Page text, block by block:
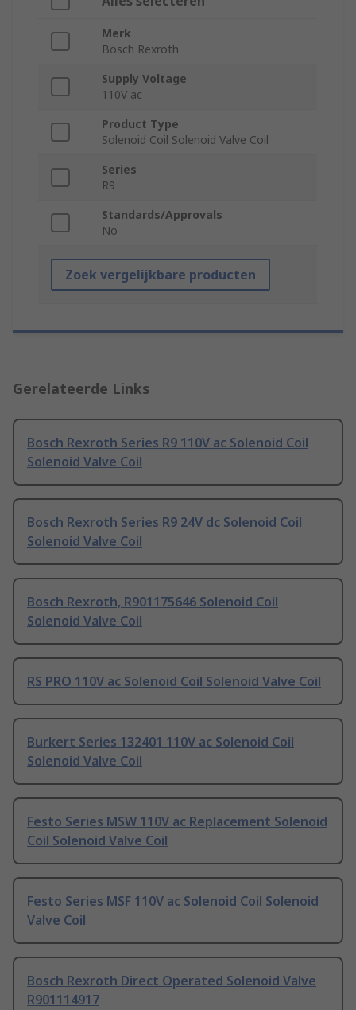
Merk
Bosch Rexroth
Supply Voltage
110V ac
Product Type
Solenoid Coil Solenoid Valve Coil
Series
R9
Standards/Approvals
No
Zoek vergelijkbare producten
Gerelateerde Links
Bosch Rexroth Series R9 110V ac Solenoid Coil
Solenoid Valve Coil
Bosch Rexroth Series R9 24V dc Solenoid Coil
Solenoid Valve Coil
Bosch Rexroth, R901175646 Solenoid Coil
Solenoid Valve Coil
RS PRO 110V ac Solenoid Coil Solenoid Valve Coil
Burkert Series 132401 110V ac Solenoid Coil
Solenoid Valve Coil
Festo Series MSW 110V ac Replacement Solenoid
Coil Solenoid Valve Coil
Festo Series MSF 110V ac Solenoid Coil Solenoid
Valve Coil
Bosch Rexroth Direct Operated Solenoid Valve
R901114917